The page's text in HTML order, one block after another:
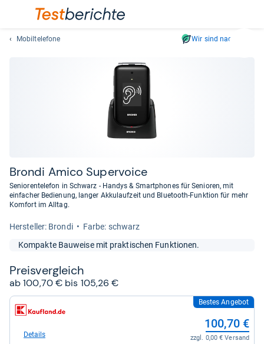
und
lassen
Mobiltelefone Wir sind nachhaltig
Brondi Amico Super­voice
Seniorentelefon in Schwarz - Handys & Smartphones für Senioren, mit
einfacher Bedienung, langer Akkulaufzeit und Bluetooth-Funktion für mehr
Komfort im Alltag.
Her­stel­ler: Brondi
Farbe: schwarz
Kompakte Bauweise mit praktischen Funktionen.
Preis­ver­gleich
ab 100,70 € bis 105,26 €
zum
Shop:
Kaufland
Bestes Angebot
100,70 €
zzgl. 0,00 € Versand
Details